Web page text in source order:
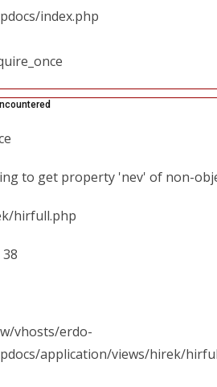
index.php
to get property 'nev' of non-
hirfull.php
vhosts/erdo-
application/views/hirek/